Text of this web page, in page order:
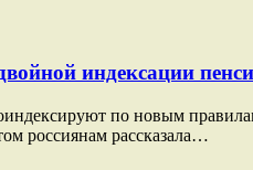
индексации
по новым
россиянам рассказала…